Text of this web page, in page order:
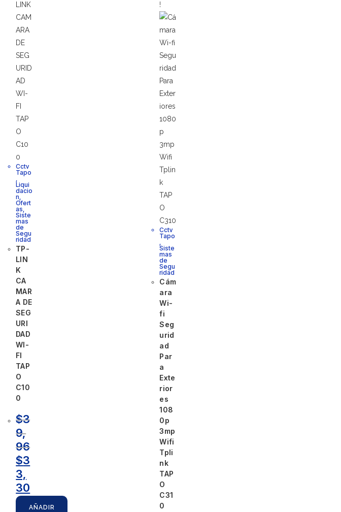
Cctv
Tapo
,
Liqui
dacio
n,
Ofert
as,
Siste
mas
de
Segu
ridad
TP-
LIN
K
CA
MAR
A DE
SEG
URI
DAD
WI-
FI
TAP
O
C10
0
$3
9,
96
$3
3,
30
AÑADIR
!
Cctv
Tapo
,
Siste
mas
de
Segu
ridad
Cám
ara
Wi-
fi
Seg
urid
ad
Par
a
Exte
rior
es
108
0p
3mp
Wifi
Tpli
nk
TAP
O
C31
0